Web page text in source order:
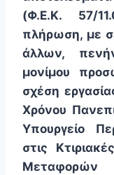
(Φ.Ε.Κ. 57/
πλήρωση, με
άλλων,
μονίμου
σχέση
Χρόνου
Υπουργείο
στις
Μεταφορών